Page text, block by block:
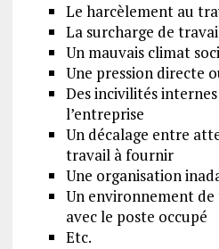
Le harcèlement au
La surcharge de
Un mauvais climat
Une pression directe
Des incivilités
l’entreprise
Un décalage entre
travail à fournir
Une organisation
Un environnement
avec le poste occupé
Etc.